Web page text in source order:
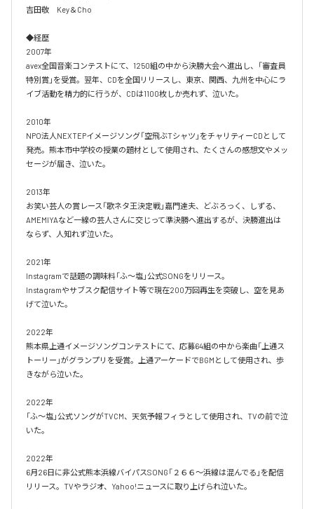
吉田敬　Key＆Cho
◆経歴
2007年
avex全国音楽コンテストにて、1250組の中から決勝大会へ進出し、「審査員
特別賞」を受賞。翌年、CDを全国リリースし、東京、関西、九州を中心にラ
イブ活動を精力的に行うが、CDは1100枚しか売れず、泣いた。
2010年
NPO法人NEXTEPイメージソング「空飛ぶTシャツ」をチャリティーCDとして
発売。熊本市中学校の授業の題材として使用され、たくさんの感想文やメッ
セージが届き、泣いた。
2013年
お笑い芸人の賞レース「歌ネタ王決定戦」嘉門達夫、どぶろっく、しずる、
AMEMIYAなど一線の芸人さんに交じって準決勝へ進出するが、決勝進出は
ならず、人知れず泣いた。
2021年
Instagramで話題の調味料「ふ～塩」公式SONGをリリース。
Instagramやサブスク配信サイト等で現在200万回再生を突破し、空を見あ
げて泣いた。
2022年
熊本県上通イメージソングコンテストにて、応募64組の中から楽曲「上通ス
トーリー」がグランプリを受賞。上通アーケードでBGMとして使用され、歩
きながら泣いた。
2022年
「ふ～塩」公式ソングがTVCM、天気予報フィラとして使用され、TVの前で泣
いた。
2022年
6月26日に非公式熊本浜線バイパスSONG「２６６～浜線は混んでる」を配信
リリース。TVやラジオ、Yahoo!ニュースに取り上げられ泣いた。